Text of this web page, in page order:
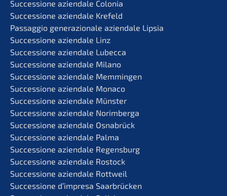
Succes­sio­ne aziend­a­le Colonia
Succes­sio­ne aziend­a­le Krefeld
Passag­gio genera­zio­na­le aziend­a­le Lipsia
Succes­sio­ne aziend­a­le Linz
Succes­sio­ne aziend­a­le Lubecca
Succes­sio­ne aziend­a­le Milano
Succes­sio­ne aziend­a­le Memmingen
Succes­sio­ne aziend­a­le Monaco
Succes­sio­ne aziend­a­le Münster
Succes­sio­ne aziend­a­le Norimberga
Succes­sio­ne aziend­a­le Osnabrück
Succes­sio­ne aziend­a­le Palma
Succes­sio­ne aziend­a­le Regensburg
Succes­sio­ne aziend­a­le Rostock
Succes­sio­ne aziend­a­le Rottweil
Succes­sio­ne d’impre­sa Saarbrücken